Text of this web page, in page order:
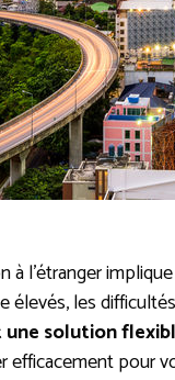
à l’étranger
élevés, les
solution
pour